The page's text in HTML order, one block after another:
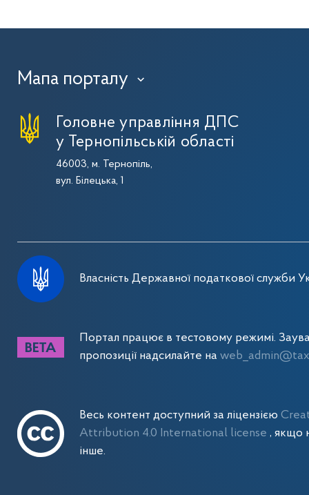
Мапа порталу ›
Головне управління ДПС
у Тернопільській області
46003, м. Тернопіль,
вул. Білецька, 1
Власність Державної податкової служби
Портал працює в тестовому режимі.
пропозиції надсилайте на
Весь контент доступний за ліцензією
Attribution 4.0 International license , якщо
інше.